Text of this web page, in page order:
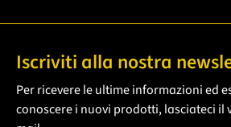
Iscriviti alla nostra
Per ricevere le ultime informazioni ed
conoscere i nuovi prodotti, lasciateci il